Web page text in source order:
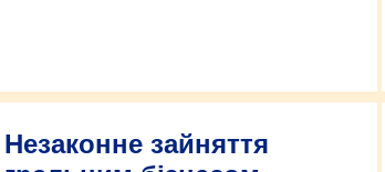
Незаконне зайняття